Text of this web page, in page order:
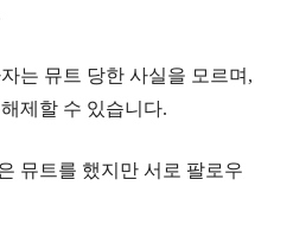
는 뮤트 당한 사실을 모르며,
제할 수 있습니다.
뮤트를 했지만 서로 팔로우